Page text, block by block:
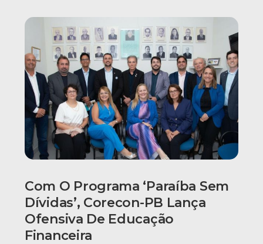
Com O Programa ‘Paraíba Sem
Dívidas’, Corecon-PB Lança
Ofensiva De Educação
Financeira